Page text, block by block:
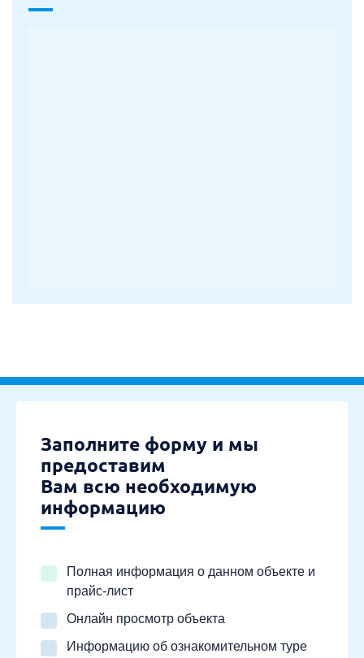
Заполните форму и мы
предоставим
Вам всю необходимую
информацию
Полная информация о данном объекте и
прайс-лист
Онлайн просмотр объекта
Информацию об ознакомительном туре